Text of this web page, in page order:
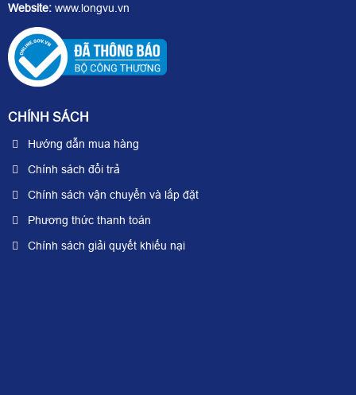
Website: www.longvu.vn
CHÍNH SÁCH
Hướng dẫn mua hàng
Chính sách đổi trả
Chính sách vận chuyển và lắp đặt
Phương thức thanh toán
Chính sách giải quyết khiếu nại